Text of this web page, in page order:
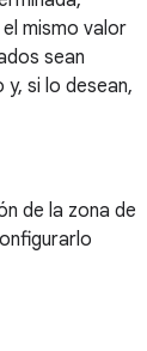
mismo valor
sean
si lo desean,
de la zona de